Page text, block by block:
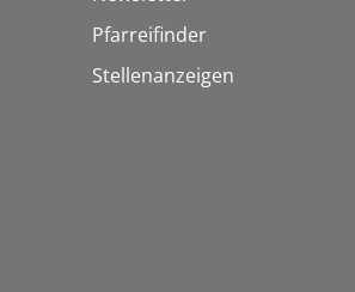
Pfarreifinder
Stellenanzeigen